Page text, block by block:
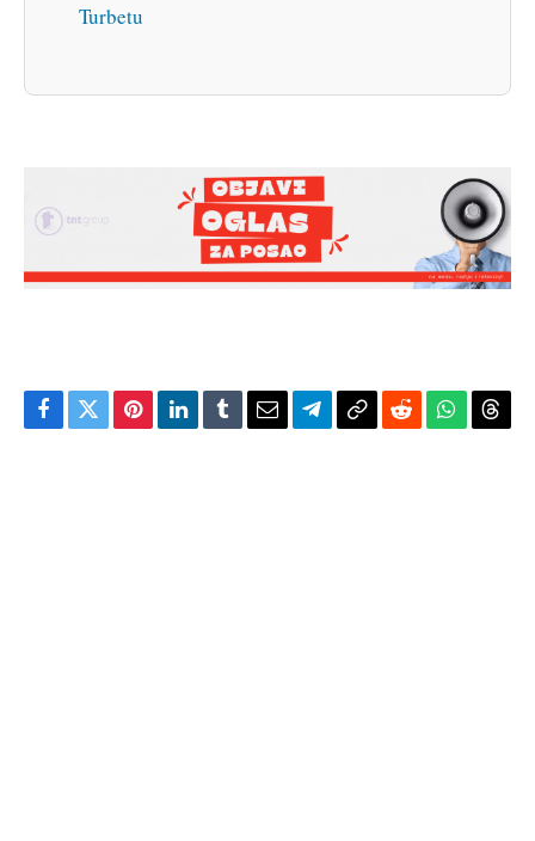
Turbetu
Facebook
TwitterPinterestLinkedIn
TumblrEmailTelegram
CopyReddit